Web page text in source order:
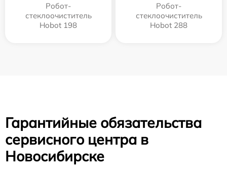
Робот-
стеклоочиститель
Hobot 198
Робот-
стеклоочиститель
Hobot 288
Гарантийные обязательства
сервисного центра в
Новосибирске